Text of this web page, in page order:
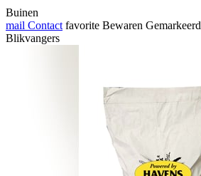
Buinen
mail Contact favorite Bewaren Gemarkeerd
Blikvangers